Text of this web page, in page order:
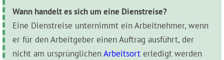
Wann handelt es sich um eine Dienstreise?
Eine Dienstreise unternimmt ein Arbeitnehmer, wenn
er für den Arbeitgeber einen Auftrag ausführt, der
nicht am ursprünglichen Arbeitsort erledigt werden